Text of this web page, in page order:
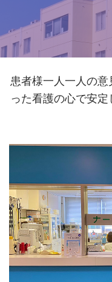
患者様一人一人の
った看護の心で安